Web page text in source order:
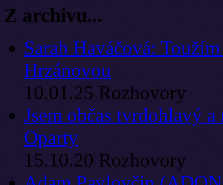
Z archivu...
Sarah Haváčová:
Hrzánovou
10.01.25 Rozhovory
Jsem občas tvrdohlavý
Oparty
15.10.20 Rozhovory